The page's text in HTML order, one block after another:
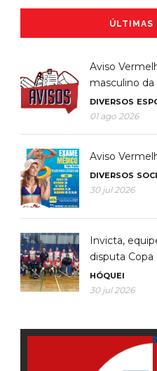
ÚLTIMAS
Aviso
masculino
DIVERSOS
01 ago 2026
Aviso
DIVERSOS
30 jul 2026
Invicta,
disputa Copa
HÓQUEI
30 jul 2026